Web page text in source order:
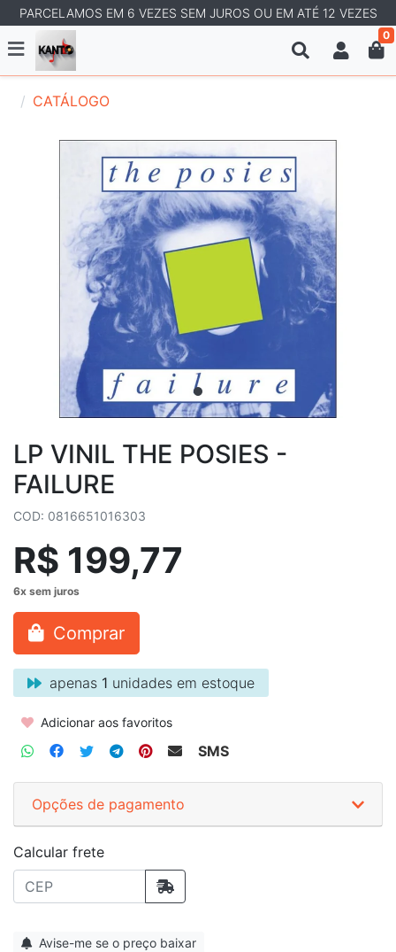
PARCELAMOS EM 6 VEZES SEM JUROS OU EM ATÉ 12 VEZES
0
CATÁLOGO
LP VINIL THE POSIES -
FAILURE
COD: 0816651016303
R$ 199,77
Comprar
apenas 1 unidades em estoque
Adicionar aos favoritos
SMS
Opções de pagamento
Calcular frete
Avise-me se o preço baixar